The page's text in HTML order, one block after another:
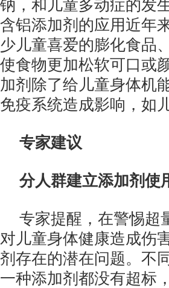
钠，和儿童多动症的发
含铝添加剂的应用近年
少儿童喜爱的膨化食品
使食物更加松软可口或
加剂除了给儿童身体机
免疫系统造成影响，如
专家建议
分人群建立添加剂使
专家提醒，在警惕超
对儿童身体健康造成伤
剂存在的潜在问题。不
一种添加剂都没有超标